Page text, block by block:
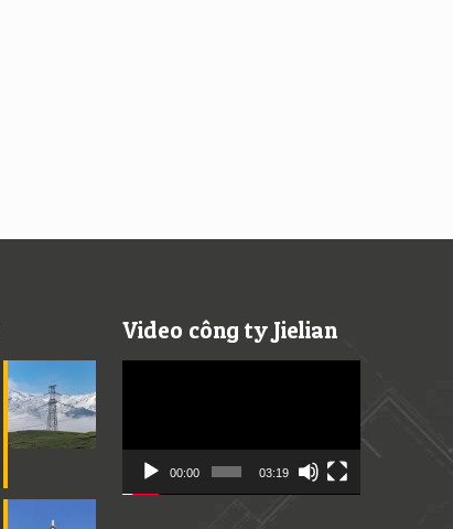
Video công ty Jielian
00:00 03:19